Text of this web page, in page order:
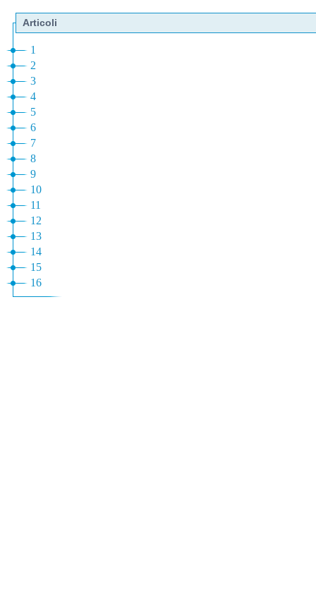
Articoli
1
2
3
4
5
6
7
8
9
10
11
12
13
14
15
16